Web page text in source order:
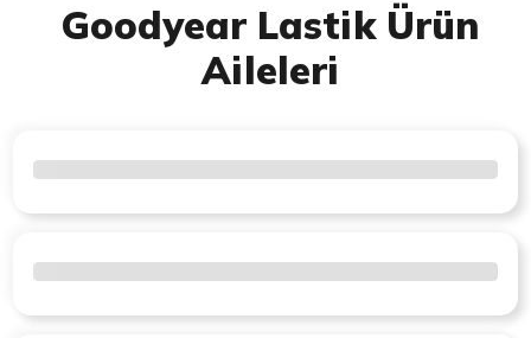
Goodyear Lastik Ürün
Aileleri